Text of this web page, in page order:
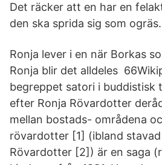
Det räcker att en har en
den ska sprida sig som ogräs.
Ronja lever i en när Borkas
Ronja blir det alldeles
begreppet satori i buddistisk
efter Ronja Rövardotter
mellan bostads- områdena
rövardotter [1] (ibland stavad
Rövardotter [2]) är en saga